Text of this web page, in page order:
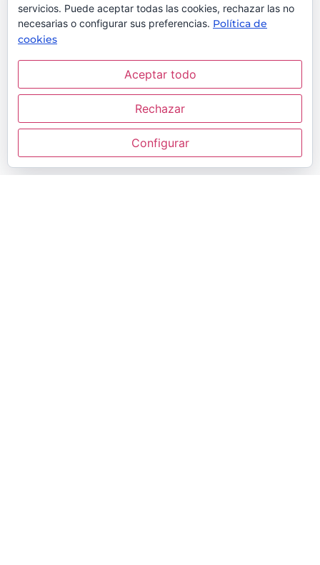
Cervezas Alhambra, en
colaboración con el
Granada, más cerca de albergar
el acelerador de partículas tras la
cesión de los terrenos al Ciemat
La ministra de Ciencia, Diana
Morant, y el presidente de
servicios. Puede aceptar todas las cookies, rechazar las no
necesarias o configurar sus preferencias. Política de
cookies
Aceptar todo
Rechazar
Configurar